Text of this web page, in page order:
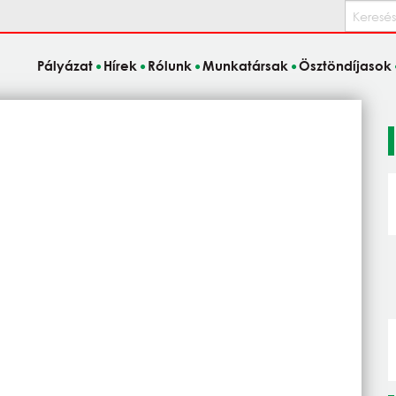
Keresés
Pályázat Hírek Rólunk Munkatársak Ösztöndíjasok